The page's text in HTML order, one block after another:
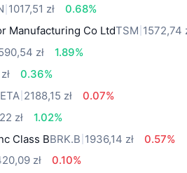
1017,51 zł
0.68%
Manufacturing Co LtdTSM 1572,74
zł
1.89%
0.36%
2188,15 zł
0.07%
zł
1.02%
Class BBRK.B 1936,14 zł
0.57%
zł
0.10%